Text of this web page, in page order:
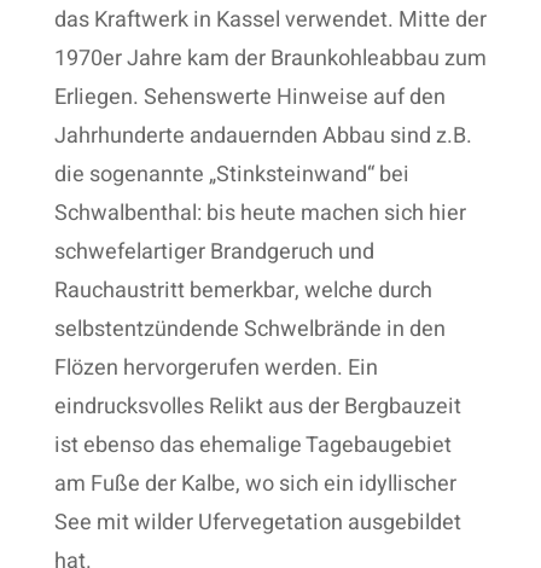
das Kraftwerk in Kassel verwendet. Mitte der
1970er Jahre kam der Braunkohleabbau zum
Erliegen. Sehenswerte Hinweise auf den
Jahrhunderte andauernden Abbau sind z.B.
die sogenannte „Stinksteinwand“ bei
Schwalbenthal: bis heute machen sich hier
schwefelartiger Brandgeruch und
Rauchaustritt bemerkbar, welche durch
selbstentzündende Schwelbrände in den
Flözen hervorgerufen werden. Ein
eindrucksvolles Relikt aus der Bergbauzeit
ist ebenso das ehemalige Tagebaugebiet
am Fuße der Kalbe, wo sich ein idyllischer
See mit wilder Ufervegetation ausgebildet
hat.